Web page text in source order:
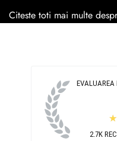
Citeste toti mai multe
2.7K